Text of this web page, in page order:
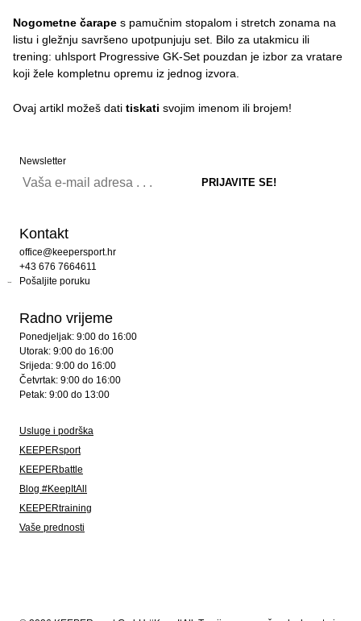
Nogometne čarape s pamučnim stopalom i stretch zonama na
listu i gležnju savršeno upotpunjuju set. Bilo za utakmicu ili
trening: uhlsport Progressive GK-Set pouzdan je izbor za vratare
koji žele kompletnu opremu iz jednog izvora.
Ovaj artikl možeš dati tiskati svojim imenom ili brojem!
Newsletter
Kontakt
office@keepersport.hr
+43 676 7664611
Pošaljite poruku
Radno vrijeme
Ponedjeljak: 9:00 do 16:00
Utorak: 9:00 do 16:00
Srijeda: 9:00 do 16:00
Četvrtak: 9:00 do 16:00
Petak: 9:00 do 13:00
Usluge i podrška
KEEPERsport
KEEPERbattle
Blog #KeepItAll
KEEPERtraining
Vaše prednosti